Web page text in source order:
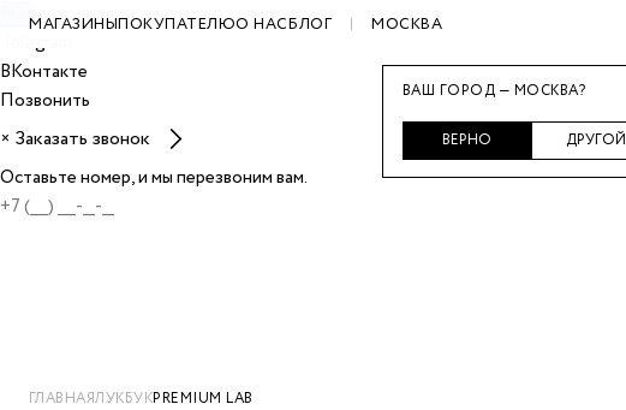
Max
Telegram
ВКонтакте
Позвонить
× Заказать звонок
Оставьте номер, и мы перезвоним вам.
МАГАЗИНЫПОКУПАТЕЛЮО НАСБЛОГ МОСКВА
ГЛАВНАЯЛУКБУКPREMIUM LAB
ВАШ ГОРОД — МОСКВА?
ВЕРНО ДРУГОЙ